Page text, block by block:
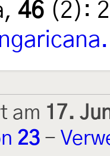
46 (2):
am 17.
23 -